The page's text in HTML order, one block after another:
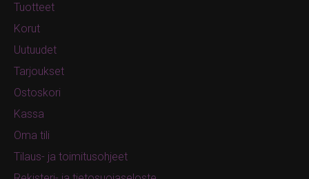
Tuotteet
Korut
Uutuudet
Tarjoukset
Ostoskori
Kassa
Oma tili
Tilaus- ja toimitusohjeet